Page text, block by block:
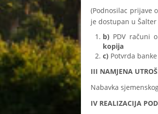
(Podnosilac prijave
je dostupan u Šalter
b) PDV računi
kopija
c) Potvrda
III NAMJENA
Nabavka
IV REALIZACIJA